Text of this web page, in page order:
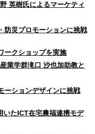
英樹氏によるマーケティ
防災プロモーションに挑戦
ークショップを実施
業学群滝口 沙也加助教と
ーションデザインに挑戦
たICT在宅農福連携モデ